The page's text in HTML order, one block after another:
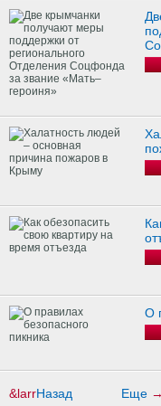
О
&larrНазад Еще →